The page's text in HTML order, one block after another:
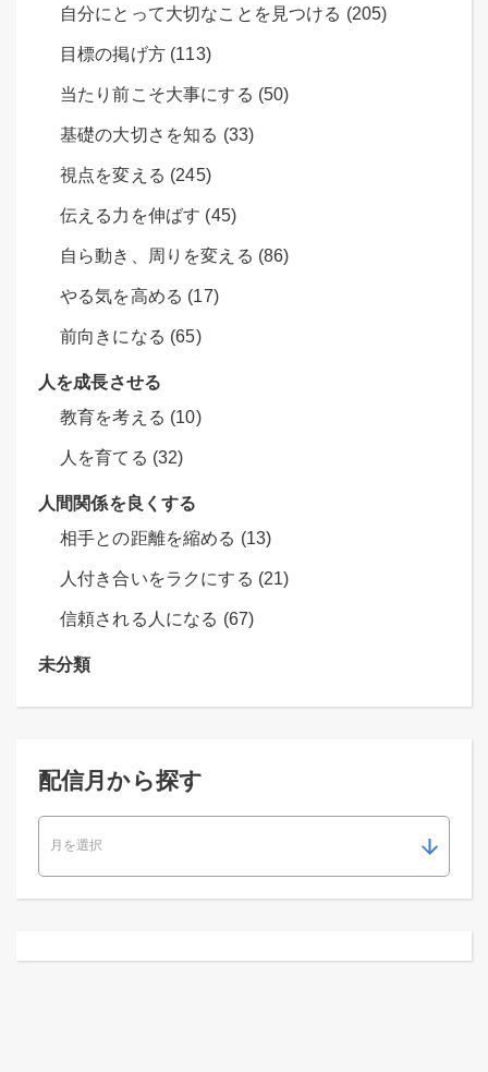
自分にとって大切なことを見つける (205)
目標の掲げ方 (113)
当たり前こそ大事にする (50)
基礎の大切さを知る (33)
視点を変える (245)
伝える力を伸ばす (45)
自ら動き、周りを変える (86)
やる気を高める (17)
前向きになる (65)
人を成長させる
教育を考える (10)
人を育てる (32)
人間関係を良くする
相手との距離を縮める (13)
人付き合いをラクにする (21)
信頼される人になる (67)
未分類
配信月から探す